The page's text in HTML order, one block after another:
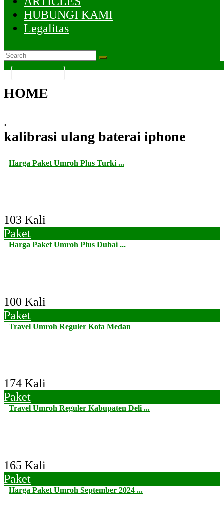
HUBUNGI KAMI
Legalitas
KATEGORI
HOME
.
kalibrasi ulang baterai iphone
Harga Paket Umroh Plus Turki ...
103 Kali
Paket
Harga Paket Umroh Plus Dubai ...
100 Kali
Paket
Travel Umroh Reguler Kota Medan
174 Kali
Paket
Travel Umroh Reguler Kabupaten Deli ...
165 Kali
Paket
Harga Paket Umroh September 2024 ...